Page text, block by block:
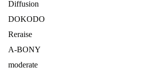
Diffusion
DOKODO
Reraise
A-BONY
moderate